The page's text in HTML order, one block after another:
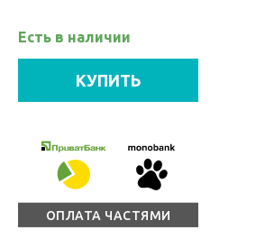
Есть в наличии
КУПИТЬ
ОПЛАТА ЧАСТЯМИ